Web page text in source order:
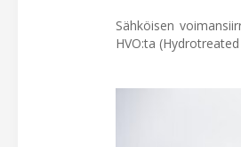
Sähköisen
HVO:ta